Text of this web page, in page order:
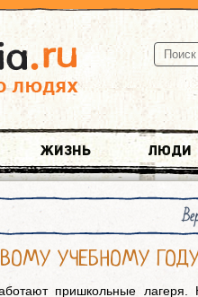
Жизнь Люди
УЧЕБНОМУ
пришкольные